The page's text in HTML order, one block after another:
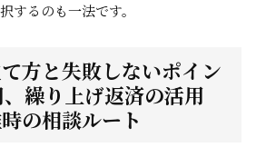
するのも一法です。
方と失敗しないポイン
繰り上げ返済の活用
の相談ルート